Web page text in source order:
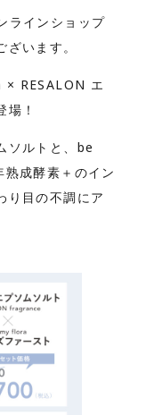
インショップ
います。
× RESALON エ
！
ソルトと、be
成酵素＋のイン
り目の不調にア